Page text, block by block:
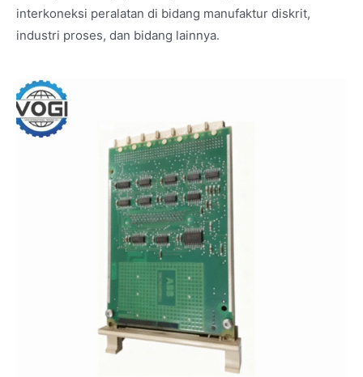
interkoneksi peralatan di bidang manufaktur diskrit,
industri proses, dan bidang lainnya.